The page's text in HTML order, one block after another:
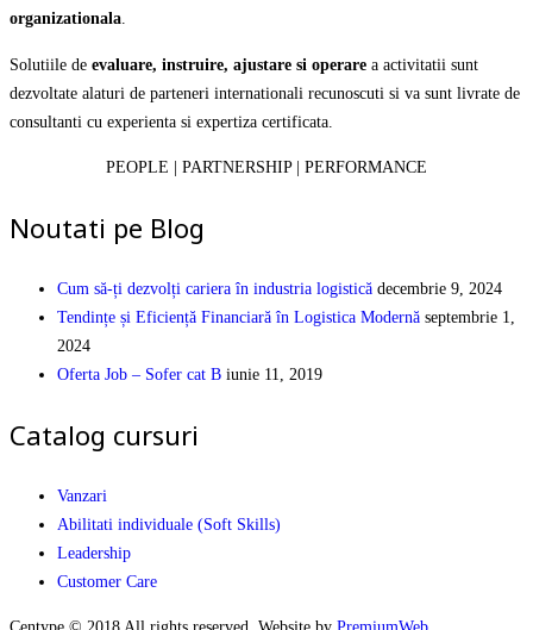
organizationala
Solutiile de evaluare, instruire, ajustare si operare a activitatii sunt
dezvoltate alaturi de parteneri internationali recunoscuti si va sunt livrate de
consultanti cu experienta si expertiza certificata.
PEOPLE | PARTNERSHIP | PERFORMANCE
Noutati pe Blog
Cum să-ți dezvolți cariera în industria logistică decembrie 9, 2024
Tendințe și Eficiență Financiară în Logistica Modernă septembrie 1,
2024
Oferta Job – Sofer cat B iunie 11, 2019
Catalog cursuri
Vanzari
Abilitati individuale (Soft Skills)
Leadership
Customer Care